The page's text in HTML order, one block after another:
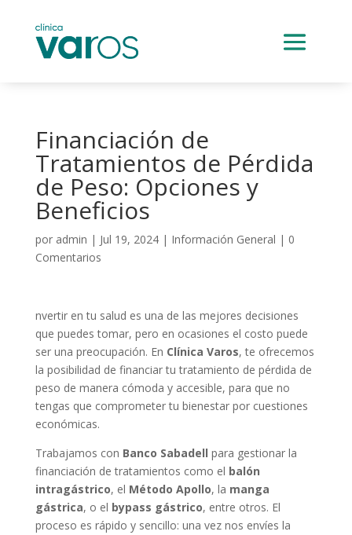
Financiación de
Tratamientos de Pérdida
de Peso: Opciones y
Beneficios
por admin | Jul 19, 2024| Información General | 0
Comentarios
nvertir en tu salud es una de las mejores decisiones
que puedes tomar, pero en ocasiones el costo puede
ser una preocupación. En Clínica Varos, te ofrecemos
la posibilidad de financiar tu tratamiento de pérdida de
peso de manera cómoda y accesible, para que no
tengas que comprometer tu bienestar por cuestiones
económicas.
Trabajamos con Banco Sabadell para gestionar la
financiación de tratamientos como el balón
intragástrico, el Método Apollo, la manga
gástrica, o el bypass gástrico, entre otros. El
proceso es rápido y sencillo: una vez nos envíes la